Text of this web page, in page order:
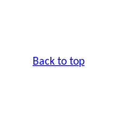
Back to top